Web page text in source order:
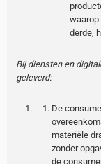
waarop
derde,
Bij diensten en
geleverd:
De
materiële
zonder
de